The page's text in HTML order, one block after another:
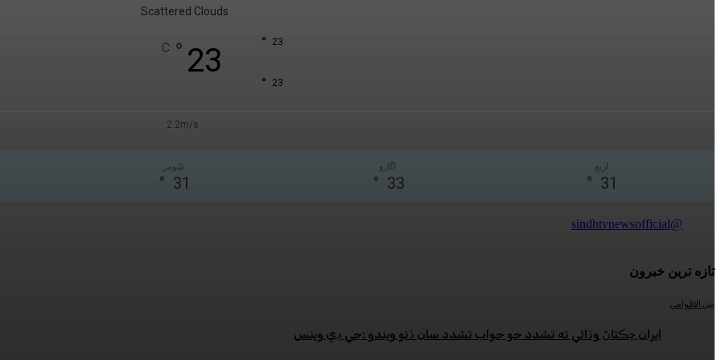
Scattered Clouds
23
°
C 23
°
23
°
2.2m/s
سُومر
31
°
اڱارو
33
°
اربع
31
°
@sindhtvnewsofficial
تازه ترين خبرون
بين الاقوامي
ايران ڇڪتاڻ وڌائي ته تشدد جو جواب تشدد سان ڏنو ويندو :جي ڊي وينس